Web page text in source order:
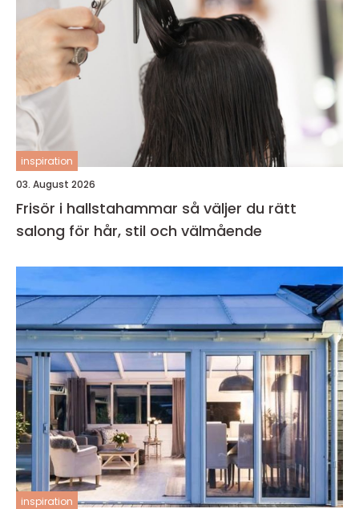
inspiration
03. August 2026
Frisör i hallstahammar så väljer du rätt
salong för hår, stil och välmående
inspiration